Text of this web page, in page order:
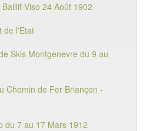
Viso 24 Août 1902
de l'Etat
Skis Montgenevre du 9 au
Chemin de Fer Briançon -
du 7 au 17 Mars 1912